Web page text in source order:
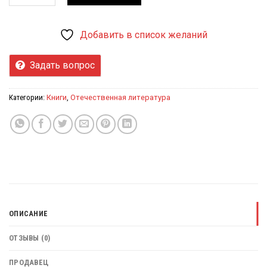
Добавить в список желаний
Задать вопрос
Категории: Книги, Отечественная литература
ОПИСАНИЕ
ОТЗЫВЫ (0)
ПРОДАВЕЦ